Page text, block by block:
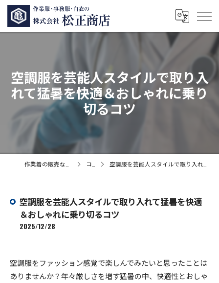
空調服を芸能人スタイルで取り入
れて猛暑を快適＆おしゃれに乗り
切るコツ
コラム 空調服を芸能人スタイルで取り入れて猛暑を快適＆おしゃれに乗り切るコツ
空調服を芸能人スタイルで取り入れて猛暑を快適
＆おしゃれに乗り切るコツ
2025/12/28
空調服をファッション感覚で楽しんでみたいと思ったことは
ありませんか？年々厳しさを増す猛暑の中、快適性とおしゃ